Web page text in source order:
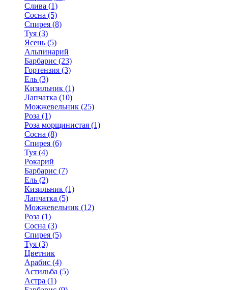
Слива (1)
Сосна (5)
Спирея (8)
Туя (3)
Ясень (5)
Альпинарий
Барбарис (23)
Гортензия (3)
Ель (3)
Кизильник (1)
Лапчатка (10)
Можжевельник (25)
Роза (1)
Роза морщинистая (1)
Сосна (8)
Спирея (6)
Туя (4)
Рокарий
Барбарис (7)
Ель (2)
Кизильник (1)
Лапчатка (5)
Можжевельник (12)
Роза (1)
Сосна (3)
Спирея (5)
Туя (3)
Цветник
Арабис (4)
Астильба (5)
Астра (1)